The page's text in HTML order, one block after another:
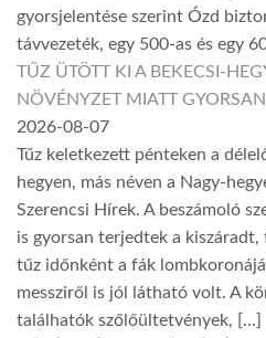
gyorsjelentése szerint Ózd
távvezeték, egy 500-as és egy
TŰZ ÜTÖTT KI A BEKECSI-
NÖVÉNYZET MIATT
2026-08-07
Tűz keletkezett pénteken a
hegyen, más néven a Nagy-
Szerencsi Hírek. A beszámoló
is gyorsan terjedtek a
tűz időnként a fák
messziről is jól látható volt. A
találhatók szőlőültetvények, […]